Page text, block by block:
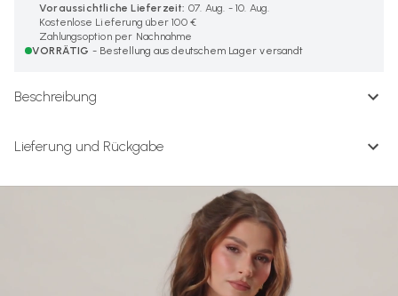
Voraussichtliche Lieferzeit: 07. Aug. - 10. Aug.
Kostenlose Lieferung über 100 €
Zahlungsoption per Nachnahme
VORRÄTIG - Bestellung aus deutschem Lager versandt
Beschreibung
Lieferung und Rückgabe